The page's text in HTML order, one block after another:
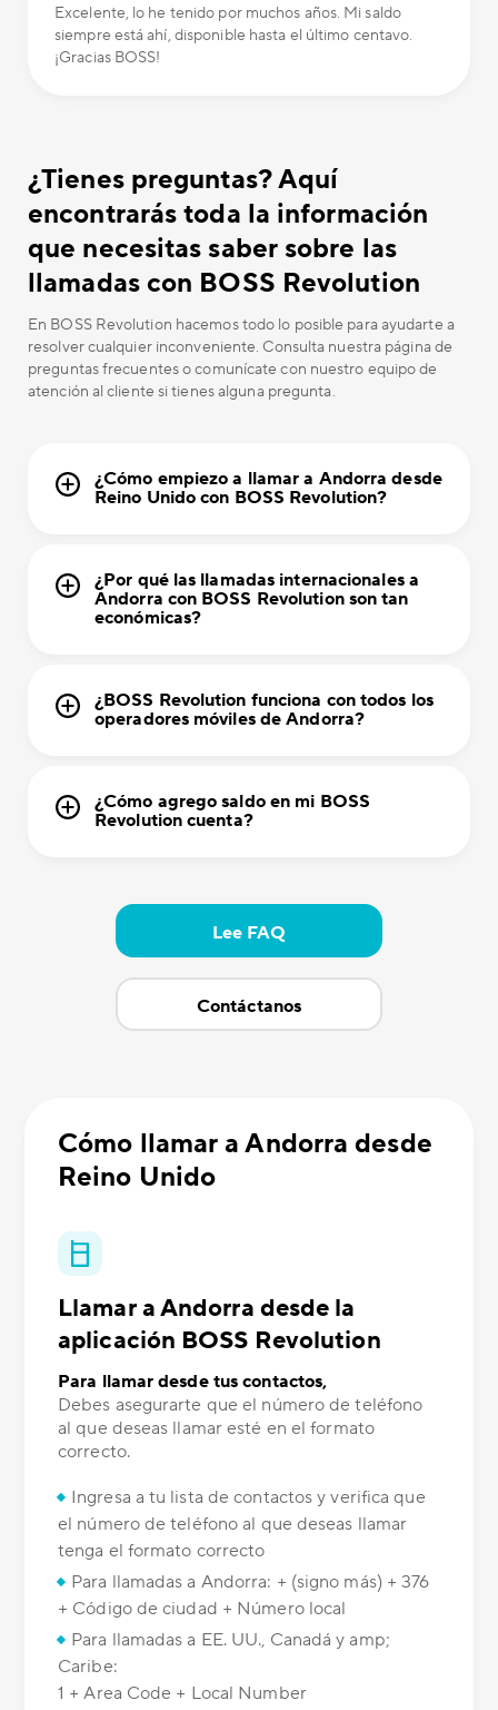
Excelente, lo he tenido por muchos años. Mi saldo
siempre está ahí, disponible hasta el último centavo.
¡Gracias BOSS!
¿Tienes preguntas? Aquí
encontrarás toda la información
que necesitas saber sobre las
llamadas con BOSS Revolution
En BOSS Revolution hacemos todo lo posible para ayudarte a
resolver cualquier inconveniente. Consulta nuestra página de
preguntas frecuentes o comunícate con nuestro equipo de
atención al cliente si tienes alguna pregunta.
¿Cómo empiezo a llamar a Andorra desde
Reino Unido con BOSS Revolution?
¿Por qué las llamadas internacionales a
Andorra con BOSS Revolution son tan
económicas?
¿BOSS Revolution funciona con todos los
operadores móviles de Andorra?
¿Cómo agrego saldo en mi BOSS
Revolution cuenta?
Lee FAQ
Contáctanos
Cómo llamar a Andorra desde
Reino Unido
Llamar a Andorra desde la
aplicación BOSS Revolution
Para llamar desde tus contactos,
Debes asegurarte que el número de teléfono
al que deseas llamar esté en el formato
correcto.
Ingresa a tu lista de contactos y verifica que
el número de teléfono al que deseas llamar
tenga el formato correcto
Para llamadas a Andorra: + (signo más) + 376
+ Código de ciudad + Número local
Para llamadas a EE. UU., Canadá y amp;
Caribe:
1 + Area Code + Local Number